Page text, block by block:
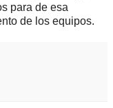
para de esa
de los equipos.